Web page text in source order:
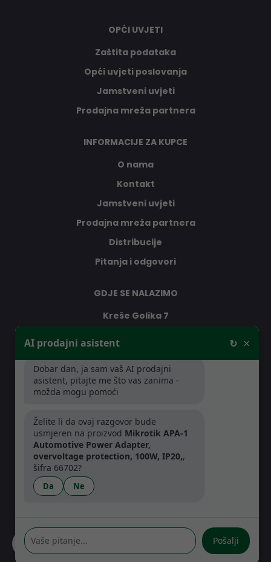
OPĆI UVJETI
Zaštita podataka
Opći uvjeti poslovanja
Jamstveni uvjeti
Prodajna mreža partnera
INFORMACIJE ZA KUPCE
O nama
Kontakt
Jamstveni uvjeti
Prodajna mreža partnera
Distribucije
Pitanja i odgovori
GDJE SE NALAZIMO
Kreše Golika 7
RADNO VRIJEME
Pet: 08:30 - 16:00h
AI prodajni asistent ↻ ×
Dobar dan, ja sam vaš AI prodajni
asistent, pitajte me što vas zanima -
možda mogu pomoći
Želite li da ovaj razgovor bude
usmjeren na proizvod Mikrotik APA-1
Automotive Power Adapter,
overvoltage protection, 100W, IP20,,
šifra 66702?
Da Ne
Pošalji